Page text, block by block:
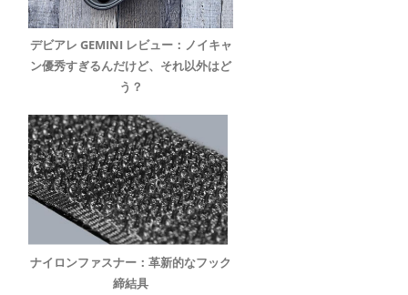
デビアレ GEMINI レビュー：ノイキャ
ン優秀すぎるんだけど、それ以外はど
う？
ナイロンファスナー：革新的なフック
締結具